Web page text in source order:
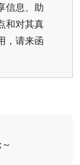
信息、助
和对其真
，请来函